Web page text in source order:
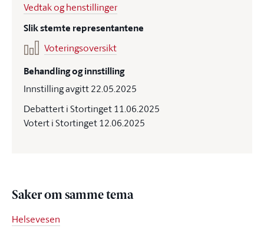
Vedtak og henstillinger
Slik stemte representantene
Voteringsoversikt
Behandling og innstilling
Innstilling avgitt 22.05.2025
Debattert i Stortinget 11.06.2025
Votert i Stortinget 12.06.2025
Saker om samme tema
Helsevesen